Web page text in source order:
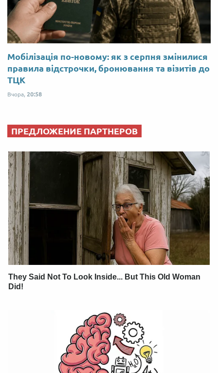
Мобілізація по-новому: як з серпня змінилися
правила відстрочки, бронювання та візитів до
ТЦК
Вчора, 20:58
ПРЕДЛОЖЕНИЕ ПАРТНЕРОВ
They Said Not To Look Inside... But This Old Woman
Did!